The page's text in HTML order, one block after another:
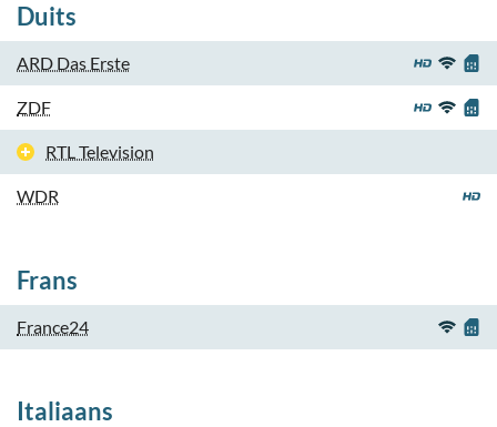
Duits
ARD Das Erste
ZDF
RTL Television
WDR
Frans
France24
Italiaans